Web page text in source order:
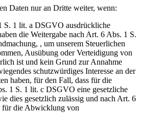
Daten nur an Dritte weiter, wenn:
S. 1 lit. a DSGVO ausdrückliche
die Weitergabe nach Art. 6 Abs. 1 S.
, um unserem Steuerlichen
Ausübung oder Verteidigung von
ist und kein Grund zur Annahme
schutzwürdiges Interesse an der
haben, für den Fall, dass für die
1 S. 1 lit. c DSGVO eine gesetzliche
dies gesetzlich zulässig und nach Art. 6
die Abwicklung von